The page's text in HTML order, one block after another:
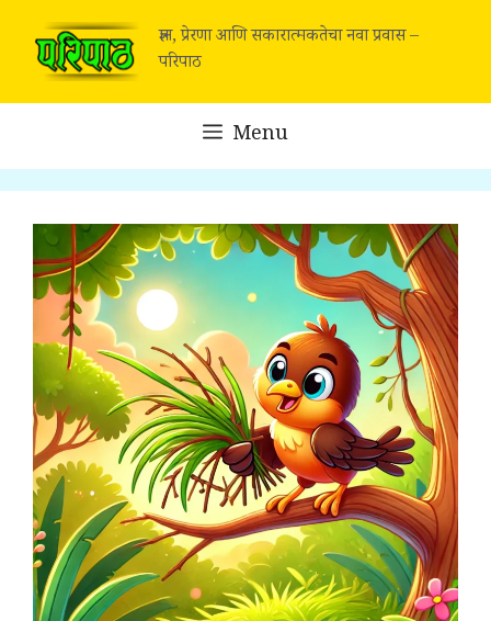
content
ज्ञान, प्रेरणा आणि सकारात्मकतेचा नवा प्रवास –
परिपाठ
Menu